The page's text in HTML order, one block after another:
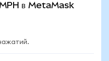
MPH в MetaMask